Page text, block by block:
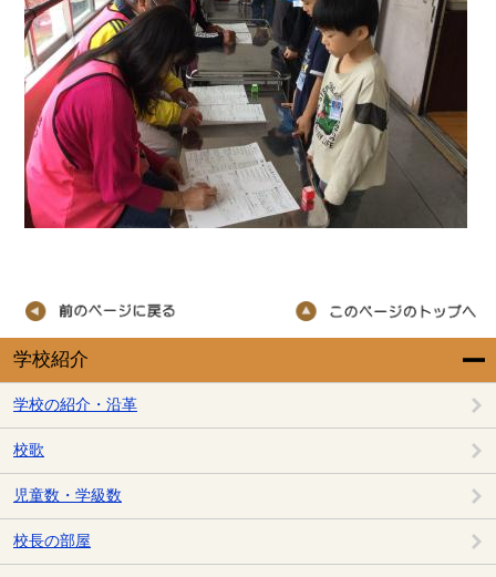
学校紹介
学校の紹介・沿革
校歌
児童数・学級数
校長の部屋